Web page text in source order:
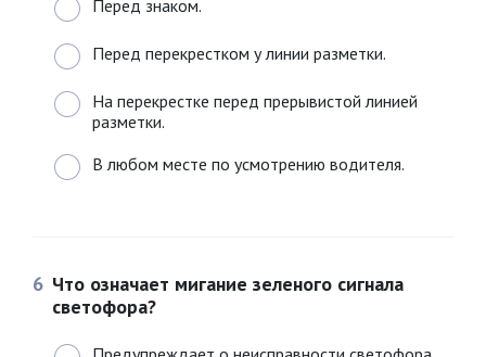
Перед знаком.
Перед перекрестком у линии разметки.
На перекрестке перед прерывистой линией
разметки.
В любом месте по усмотрению водителя.
6 Что означает мигание зеленого сигнала
светофора?